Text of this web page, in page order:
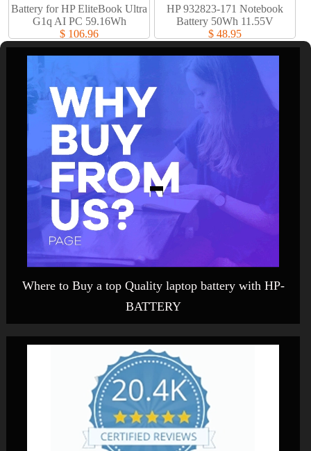
Battery for HP EliteBook Ultra
G1q AI PC 59.16Wh
$ 106.96
HP 932823-171 Notebook
Battery 50Wh 11.55V
$ 48.95
Where to Buy a top Quality laptop battery with HP-
BATTERY